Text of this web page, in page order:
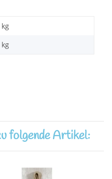
kg
kg
folgende Artikel: